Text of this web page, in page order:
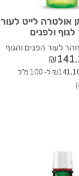
אולטרה לייט לעור
לגוף ולפנים
לעור הפנים והגוף
₪
ל- 100 מ"ל